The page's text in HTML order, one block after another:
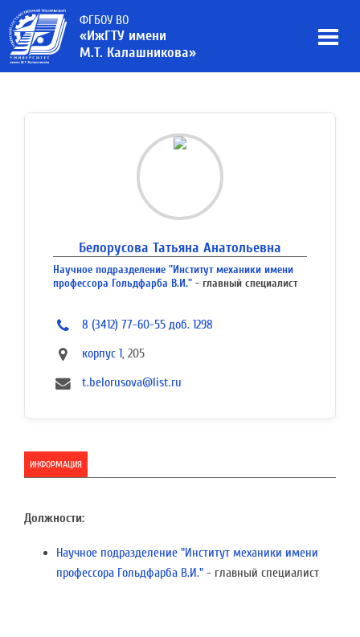
ФГБОУ ВО
«ИжГТУ имени
М.Т. Калашникова»
Белорусова Татьяна Анатольевна
Научное подразделение "Институт механики имени
профессора Гольдфарба В.И." - главный специалист
8 (3412) 77-60-55 доб. 1298
корпус 1, 205
t.belorusova@list.ru
ИНФОРМАЦИЯ
Должности:
Научное подразделение "Институт механики имени
профессора Гольдфарба В.И." - главный специалист